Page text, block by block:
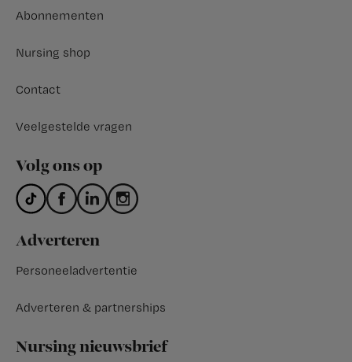
Abonnementen
Nursing shop
Contact
Veelgestelde vragen
Volg ons op
Adverteren
Personeeladvertentie
Adverteren & partnerships
Nursing nieuwsbrief